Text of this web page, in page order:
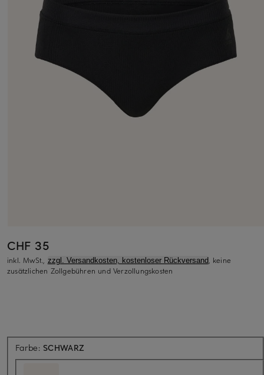
CHF 35
inkl. MwSt., zzgl. Versandkosten, kostenloser Rückversand, keine
zusätzlichen Zollgebühren und Verzollungskosten
Farbe: SCHWARZ